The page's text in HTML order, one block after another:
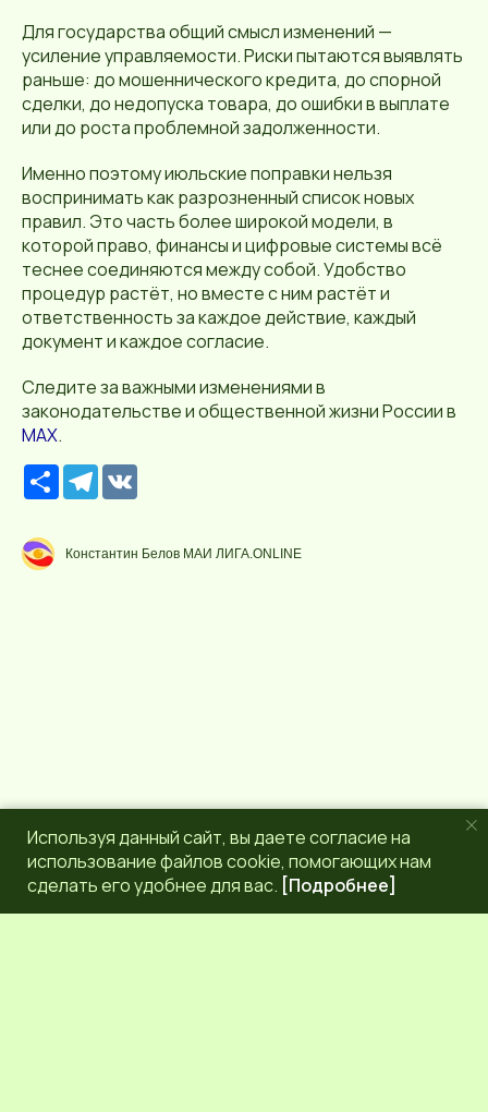
Для государства общий смысл изменений —
усиление управляемости. Риски пытаются выявлять
раньше: до мошеннического кредита, до спорной
сделки, до недопуска товара, до ошибки в выплате
или до роста проблемной задолженности.
Именно поэтому июльские поправки нельзя
воспринимать как разрозненный список новых
правил. Это часть более широкой модели, в
которой право, финансы и цифровые системы всё
теснее соединяются между собой. Удобство
процедур растёт, но вместе с ним растёт и
ответственность за каждое действие, каждый
документ и каждое согласие.
Следите за важными изменениями в
законодательстве и общественной жизни России в
MAX.
Р
е
р
с
T
e
r
Константин Белов МАИ ЛИГА.ONLINE
Используя данный сайт, вы даете согласие на
использование файлов cookie, помогающих нам
сделать его удобнее для вас. [Подробнее]